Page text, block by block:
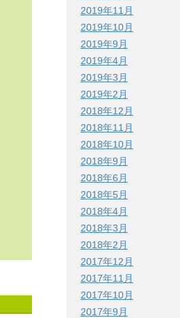
2019年11月
2019年10月
2019年9月
2019年4月
2019年3月
2019年2月
2018年12月
2018年11月
2018年10月
2018年9月
2018年6月
2018年5月
2018年4月
2018年3月
2018年2月
2017年12月
2017年11月
2017年10月
2017年9月